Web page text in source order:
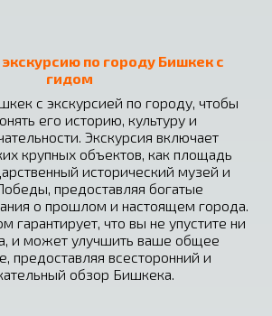
по городу Бишкек с
гидом
с экскурсией по городу, чтобы
его историю, культуру и
Экскурсия включает
крупных объектов, как площадь
исторический музей и
предоставляя богатые
о прошлом и настоящем города.
гарантирует, что вы не упустите ни
и может улучшить ваше общее
предоставляя всесторонний и
обзор Бишкека.